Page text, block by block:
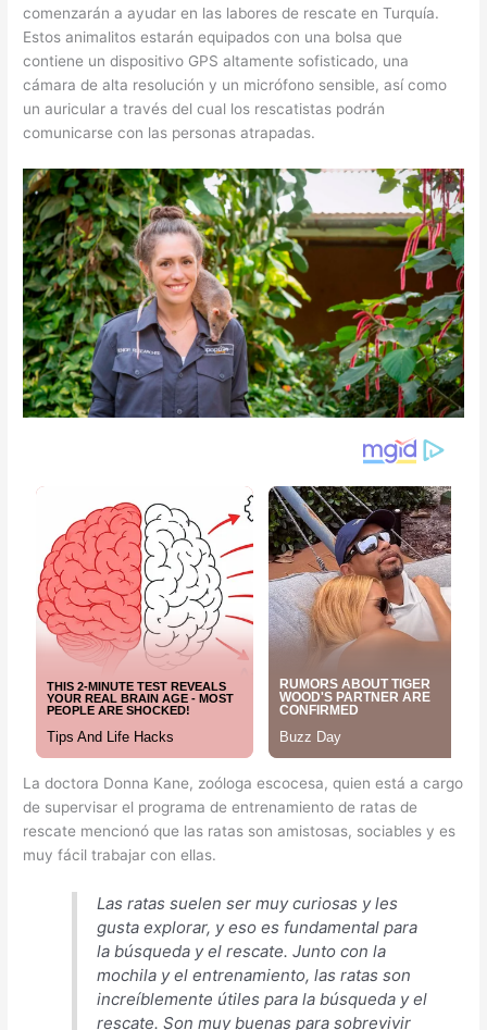
comenzarán a ayudar en las labores de rescate en Turquía.
Estos animalitos estarán equipados con una bolsa que
contiene un dispositivo GPS altamente sofisticado, una
cámara de alta resolución y un micrófono sensible, así como
un auricular a través del cual los rescatistas podrán
comunicarse con las personas atrapadas.
La doctora Donna Kane, zoóloga escocesa, quien está a cargo
de supervisar el programa de entrenamiento de ratas de
rescate mencionó que las ratas son amistosas, sociables y es
muy fácil trabajar con ellas.
Las ratas suelen ser muy curiosas y les
gusta explorar, y eso es fundamental para
la búsqueda y el rescate. Junto con la
mochila y el entrenamiento, las ratas son
increíblemente útiles para la búsqueda y el
rescate. Son muy buenas para sobrevivir